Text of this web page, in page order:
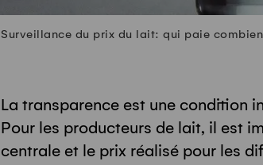
Surveillance du prix du lait: qui paie
La transparence est une condition
Pour les producteurs de lait, il est
centrale et le prix réalisé pour les